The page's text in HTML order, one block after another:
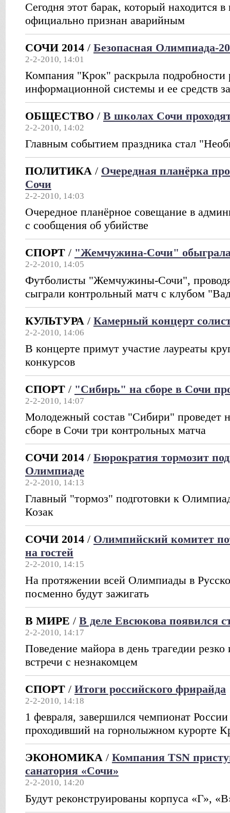
Сегодня этот барак, который находится в
официально признан аварийным
СОЧИ 2014 / Безопасная Олимпиада-
2-2-2010, 14:01
Компания "Крок" раскрыла подробности
информационной системы и ее средств
ОБЩЕСТВО / В школах Сочи
2-2-2010, 14:02
Главным событием праздника стал
ПОЛИТИКА / Очередная планёрка
Сочи
2-2-2010, 14:03
Очередное планёрное совещание в
с сообщения об убийстве
СПОРТ / "Жемчужина-Сочи"
2-2-2010, 14:05
Футболисты "Жемчужины-Сочи",
сыграли контрольный матч с клубом
КУЛЬТУРА / Камерный концерт
2-2-2010, 14:06
В концерте примут участие лауреаты
конкурсов
СПОРТ / "Сибирь" на сборе в Сочи
2-2-2010, 14:07
Молодежный состав "Сибири" проведет
сборе в Сочи три контрольных матча
СОЧИ 2014 / Бюрократия тормозит
Олимпиаде
2-2-2010, 14:13
Главный "тормоз" подготовки к
Козак
СОЧИ 2014 / Олимпийский комитет
на гостей
2-2-2010, 14:15
На протяжении всей Олимпиады в
посменно будут зажигать
В МИРЕ / В деле Евсюкова появился
2-2-2010, 14:17
Поведение майора в день трагедии
встречи с незнакомцем
СПОРТ / Итоги российского фрирайда
2-2-2010, 14:18
1 февраля, завершился чемпионат
проходивший на горнолыжном курорте
ЭКОНОМИКА / Компания TSN
санатория «Сочи»
2-2-2010, 14:20
Будут реконструированы корпуса «Г»,